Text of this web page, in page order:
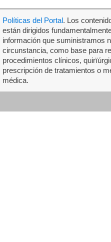
Políticas del Portal. Los
están dirigidos
información que suministramos
circunstancia, como base para
procedimientos clínicos,
prescripción de tratamientos o
médica.